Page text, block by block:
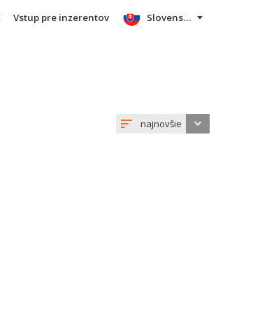
Vstup pre inzerentov Slovensky
najnovšie